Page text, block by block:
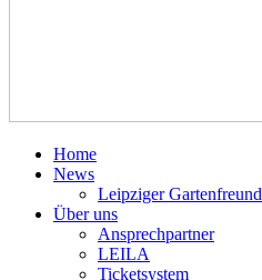
Home
News
Leipziger Gartenfreund
Über uns
Ansprechpartner
LEILA
Ticketsystem